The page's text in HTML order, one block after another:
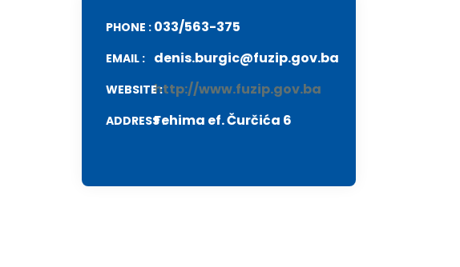
PHONE : 033/563-375
EMAIL : denis.burgic@fuzip.gov.ba
WEBSITE :http://www.fuzip.gov.ba
ADDRESS :Fehima ef. Čurčića 6